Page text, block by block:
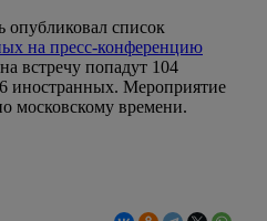
список
на пресс-конференцию
встречу попадут 104
иностранных. Мероприятие
московскому времени.